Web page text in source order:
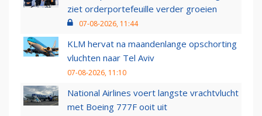
ziet orderportefeuille verder groeien
07-08-2026, 11:44
KLM hervat na maandenlange opschorting
vluchten naar Tel Aviv
07-08-2026, 11:10
National Airlines voert langste vrachtvlucht
met Boeing 777F ooit uit